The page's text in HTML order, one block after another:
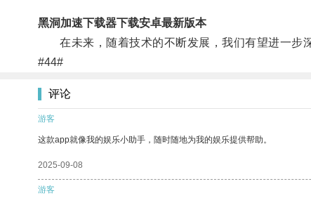
黑洞加速下载器下载安卓最新版本
在未来，随着技术的不断发展，我们有望进一步
#44#
评论
游客
这款app就像我的娱乐小助手，随时随地为我的娱乐提供帮助。
2025-09-08
游客